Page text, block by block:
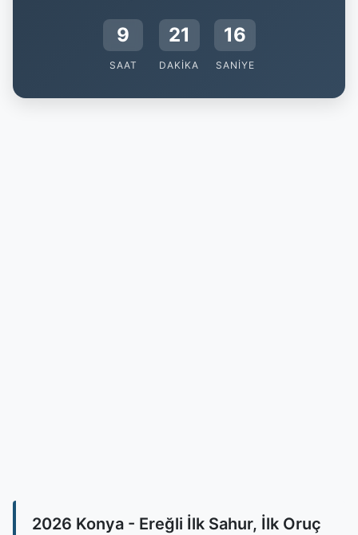
9
SAAT
21
DAKIKA
16
SANIYE
2026 Konya - Ereğli İlk Sahur, İlk Oruç